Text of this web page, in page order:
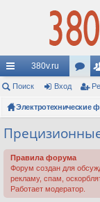
с
ы
лк
и
380v.ru
ор
ум
Поиск Вход
Электротехнические
Правила форума
Форум создан для
рекламу, спам,
Работает модератор.